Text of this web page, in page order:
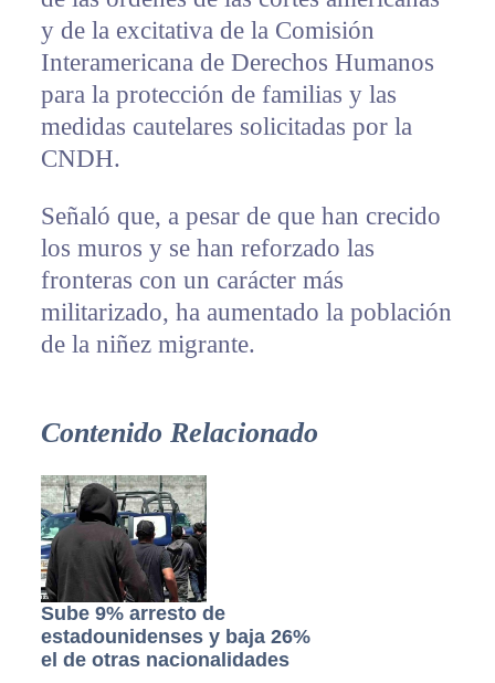
y de la excitativa de la Comisión
Interamericana de Derechos Humanos
para la protección de familias y las
medidas cautelares solicitadas por la
CNDH.
Señaló que, a pesar de que han crecido
los muros y se han reforzado las
fronteras con un carácter más
militarizado, ha aumentado la población
de la niñez migrante.
Contenido Relacionado
Sube 9% arresto de
estadounidenses y baja 26%
el de otras nacionalidades